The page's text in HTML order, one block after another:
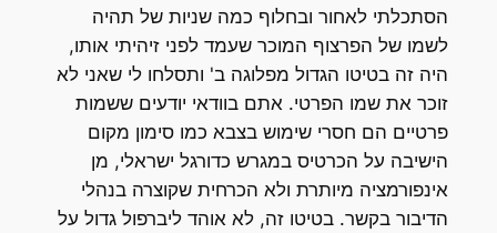
הסתכלתי לאחור ובחלוף כמה שניות של תהיה
לשמו של הפרצוף המוכר שעמד לפני זיהיתי אותו,
היה זה בטיטו הגדול מפלוגה ב' ותסלחו לי שאני לא
זוכר את שמו הפרטי. אתם בוודאי יודעים ששמות
פרטיים הם חסרי שימוש בצבא כמו סימון מקום
הישיבה על הכרטיס במגרש כדורגל ישראלי, מן
אינפורמציה מיותרת ולא הכרחית שקוצרה בנהלי
הדיבור בקשר. בטיטו זה, לא אוהד ליברפול גדול על